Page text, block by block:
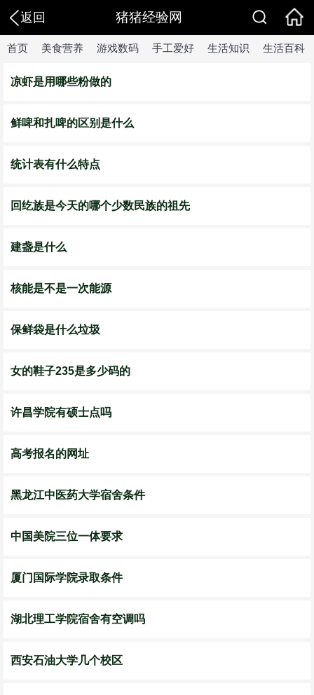
返回 猪猪经验网
首页 美食营养 游戏数码 手工爱好 生活知识 生活百科
凉虾是用哪些粉做的
鲜啤和扎啤的区别是什么
统计表有什么特点
回纥族是今天的哪个少数民族的祖先
建盏是什么
核能是不是一次能源
保鲜袋是什么垃圾
女的鞋子235是多少码的
许昌学院有硕士点吗
高考报名的网址
黑龙江中医药大学宿舍条件
中国美院三位一体要求
厦门国际学院录取条件
湖北理工学院宿舍有空调吗
西安石油大学几个校区